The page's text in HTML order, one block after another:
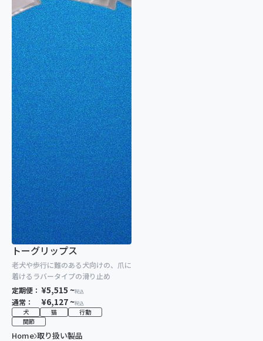
トーグリップス
老犬や歩行に難のある犬向けの、爪に
着けるラバータイプの滑り止め
定期便： ¥5,515 ~税込
通常： ¥6,127 ~税込
犬 猫
行動
関節
Home 取り扱い製品